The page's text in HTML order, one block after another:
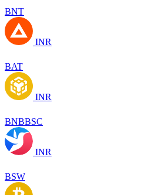
BNT
INR
BAT
INR
BNBBSC
INR
BSW